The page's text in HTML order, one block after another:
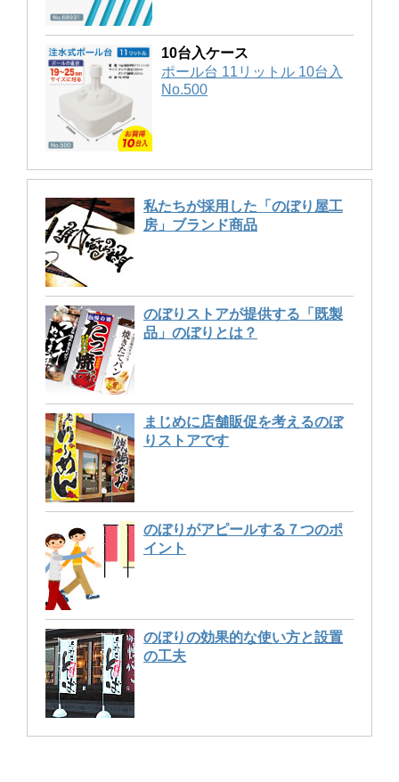
10台入ケース
ポール台 11リットル 10台入
No.500
私たちが採用した「のぼり屋工
房」ブランド商品
のぼりストアが提供する「既製
品」のぼりとは？
まじめに店舗販促を考えるのぼ
りストアです
のぼりがアピールする７つのポ
イント
のぼりの効果的な使い方と設置
の工夫